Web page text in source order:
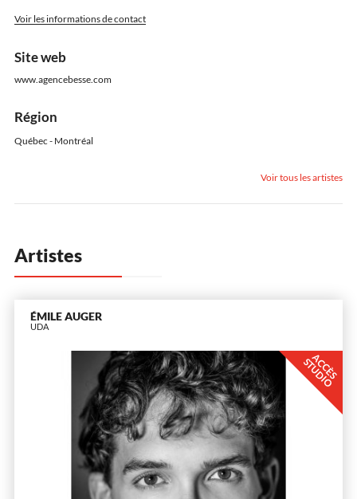
Voir les informations de contact
Site web
www.agencebesse.com
Région
Québec - Montréal
Voir tous les artistes
Artistes
ÉMILE AUGER
UDA
A
C
C
È
S
S
T
U
D
I
O